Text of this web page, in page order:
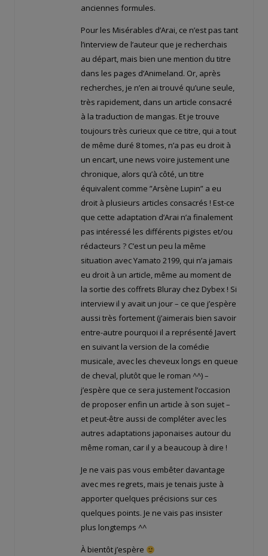
anciennes formules.
Pour les Misérables d’Arai, ce n’est pas tant
l’interview de l’auteur que je recherchais
au départ, mais bien une mention du titre
dans les pages d’Animeland. Or, après
recherches, je n’en ai trouvé qu’une seule,
très rapidement, dans un article consacré
à la traduction de mangas. Et je trouve
toujours très curieux que ce titre, qui a tout
de même duré 8 tomes, n’a pas eu droit à
un encart, une news voire justement une
chronique, alors qu’à côté, un titre
équivalent comme ”Arsène Lupin” a eu
droit à plusieurs articles consacrés ! Est-ce
que cette adaptation d’Arai n’a finalement
pas intéressé les différents pigistes et/ou
rédacteurs ? C’est un peu la même
situation avec Yamato 2199, qui n’a jamais
eu droit à un article, même au moment de
la sortie des coffrets Bluray chez Dybex ! Si
interview il y avait un jour – ce que j’espère
aussi très fortement (j’aimerais bien savoir
entre-autre pourquoi il a représenté Javert
en suivant la version de la comédie
musicale, avec les cheveux longs en queue
de cheval, plutôt que le roman ^^) –
j’espère que ce sera justement l’occasion
de proposer enfin un article à son sujet –
et peut-être aussi de compléter avec les
autres adaptations japonaises autour du
même roman, car il y a beaucoup à dire !
Je ne vais pas vous embêter davantage
avec mes regrets, mais je tenais juste à
apporter quelques précisions sur ces
quelques points. Je ne vais pas insister
plus longtemps ^^
À bientôt j’espère